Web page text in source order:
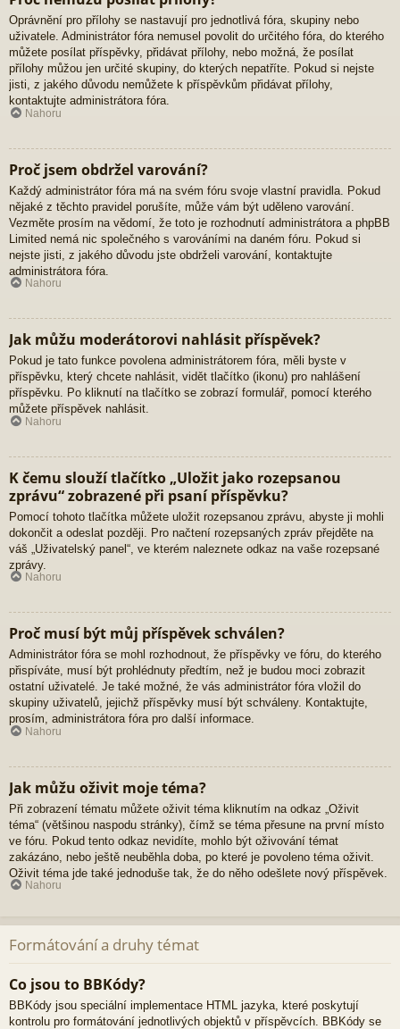
Oprávnění pro přílohy se nastavují pro jednotlivá fóra, skupiny nebo
uživatele. Administrátor fóra nemusel povolit do určitého fóra, do kterého
můžete posílat příspěvky, přidávat přílohy, nebo možná, že posílat
přílohy můžou jen určité skupiny, do kterých nepatříte. Pokud si nejste
jisti, z jakého důvodu nemůžete k příspěvkům přidávat přílohy,
kontaktujte administrátora fóra.
Nahoru
Proč jsem obdržel varování?
Každý administrátor fóra má na svém fóru svoje vlastní pravidla. Pokud
nějaké z těchto pravidel porušíte, může vám být uděleno varování.
Vezměte prosím na vědomí, že toto je rozhodnutí administrátora a phpBB
Limited nemá nic společného s varováními na daném fóru. Pokud si
nejste jisti, z jakého důvodu jste obdrželi varování, kontaktujte
administrátora fóra.
Nahoru
Jak můžu moderátorovi nahlásit příspěvek?
Pokud je tato funkce povolena administrátorem fóra, měli byste v
příspěvku, který chcete nahlásit, vidět tlačítko (ikonu) pro nahlášení
příspěvku. Po kliknutí na tlačítko se zobrazí formulář, pomocí kterého
můžete příspěvek nahlásit.
Nahoru
K čemu slouží tlačítko „Uložit jako rozepsanou
zprávu“ zobrazené při psaní příspěvku?
Pomocí tohoto tlačítka můžete uložit rozepsanou zprávu, abyste ji mohli
dokončit a odeslat později. Pro načtení rozepsaných zpráv přejděte na
váš „Uživatelský panel“, ve kterém naleznete odkaz na vaše rozepsané
zprávy.
Nahoru
Proč musí být můj příspěvek schválen?
Administrátor fóra se mohl rozhodnout, že příspěvky ve fóru, do kterého
přispíváte, musí být prohlédnuty předtím, než je budou moci zobrazit
ostatní uživatelé. Je také možné, že vás administrátor fóra vložil do
skupiny uživatelů, jejichž příspěvky musí být schváleny. Kontaktujte,
prosím, administrátora fóra pro další informace.
Nahoru
Jak můžu oživit moje téma?
Při zobrazení tématu můžete oživit téma kliknutím na odkaz „Oživit
téma“ (většinou naspodu stránky), čímž se téma přesune na první místo
ve fóru. Pokud tento odkaz nevidíte, mohlo být oživování témat
zakázáno, nebo ještě neuběhla doba, po které je povoleno téma oživit.
Oživit téma jde také jednoduše tak, že do něho odešlete nový příspěvek.
Nahoru
Formátování a druhy témat
Co jsou to BBKódy?
BBKódy jsou speciální implementace HTML jazyka, které poskytují
kontrolu pro formátování jednotlivých objektů v příspěvcích. BBKódy se